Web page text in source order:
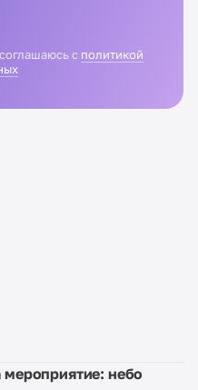
с политикой
небо